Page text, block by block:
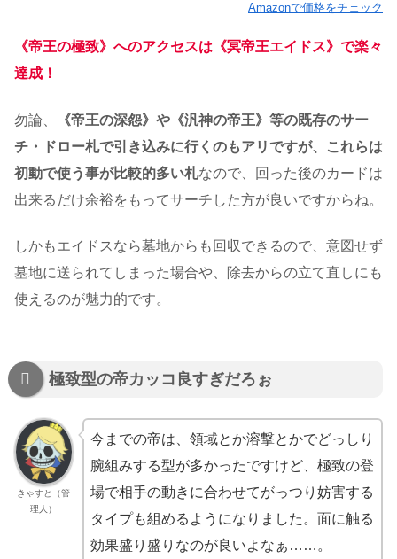
Amazonで価格をチェック
《帝王の極致》へのアクセスは《冥帝王エイドス》で楽々
達成！
勿論、
《帝王の深怨》や《汎神の帝王》等の既存のサー
チ・ドロー札で引き込みに行くのもアリですが、これらは
初動で使う事が比較的多い札なので、回った後のカードは
出来るだけ余裕をもってサーチした方が良いですからね。
しかもエイドスなら墓地からも回収できるので、意図せず
墓地に送られてしまった場合や、除去からの立て直しにも
使えるのが魅力的です。
極致型の帝カッコ良すぎだろぉ
きゃすと（管
理人）
今までの帝は、領域とか溶撃とかでどっしり
腕組みする型が多かったですけど、極致の登
場で相手の動きに合わせてがっつり妨害する
タイプも組めるようになりました。面に触る
効果盛り盛りなのが良いよなぁ……。